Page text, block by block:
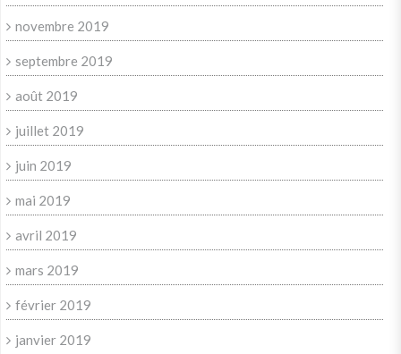
novembre 2019
septembre 2019
août 2019
juillet 2019
juin 2019
mai 2019
avril 2019
mars 2019
février 2019
janvier 2019